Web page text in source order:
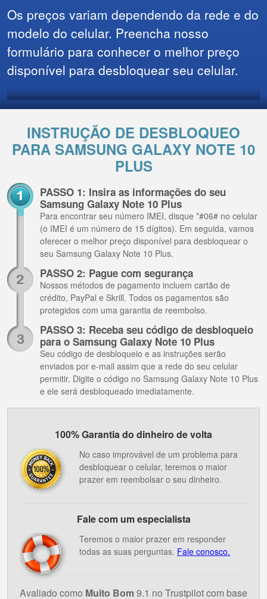
Os preços variam dependendo da rede e do
modelo do celular. Preencha nosso
formulário para conhecer o melhor preço
disponível para desbloquear seu celular.
INSTRUÇÃO DE DESBLOQUEO
PARA SAMSUNG GALAXY NOTE 10
PLUS
PASSO 1: Insira as informações do seu
Samsung Galaxy Note 10 Plus
Para encontrar seu número IMEI, disque *#06# no celular
(o IMEI é um número de 15 dígitos). Em seguida, vamos
oferecer o melhor preço disponível para desbloquear o
seu Samsung Galaxy Note 10 Plus.
PASSO 2: Pague com segurança
Nossos métodos de pagamento incluem cartão de
crédito, PayPal e Skrill. Todos os pagamentos são
protegidos com uma garantia de reembolso.
PASSO 3: Receba seu código de desbloqueio
para o Samsung Galaxy Note 10 Plus
Seu código de desbloqueio e as instruções serão
enviados por e-mail assim que a rede do seu celular
permitir. Digite o código no Samsung Galaxy Note 10 Plus
e ele será desbloqueado imediatamente.
100% Garantia do dinheiro de volta
No caso improvável de um problema para
desbloquear o celular, teremos o maior
prazer em reembolsar o seu dinheiro.
Fale com um especialista
Teremos o maior prazer em responder
todas as suas perguntas. Fale conosco.
Avaliado como Muito Bom9.1 no Trustpilot com base